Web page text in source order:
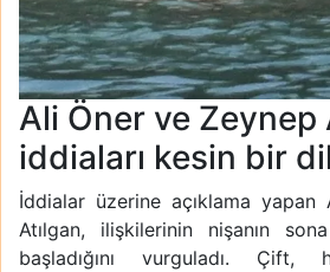
Ali Öner ve Zeynep
iddiaları kesin bir
İddialar üzerine açıklama
Atılgan, ilişkilerinin nişanın
başladığını vurguladı. Çift,